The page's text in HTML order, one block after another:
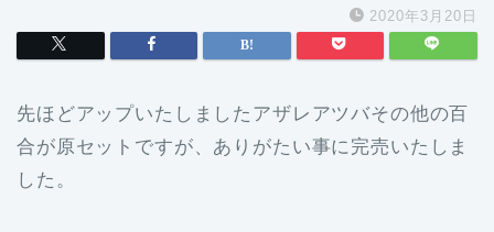
2020年3月20日
先ほどアップいたしましたアザレアツバその他の百
合が原セットですが、ありがたい事に完売いたしま
した。